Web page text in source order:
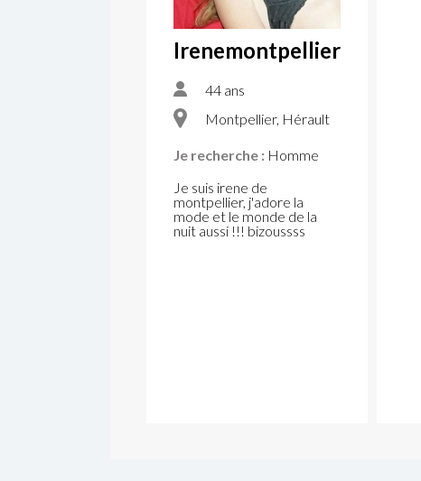
Irenemontpellier
44 ans
Montpellier, Hérault
Je recherche : Homme
Je suis irene de
montpellier, j'adore la
mode et le monde de la
nuit aussi !!! bizoussss